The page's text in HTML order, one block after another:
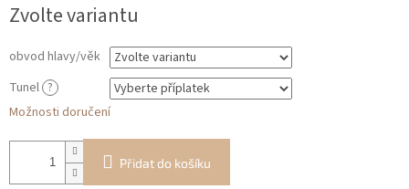
cena:
Zvolte variantu
obvod hlavy/věk
Tunel ?
Možnosti doručení
Přidat do košíku